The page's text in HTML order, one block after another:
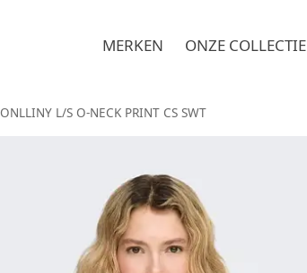
MERKEN ONZE COLLECTIE
ONLLINY L/S O-NECK PRINT CS SWT